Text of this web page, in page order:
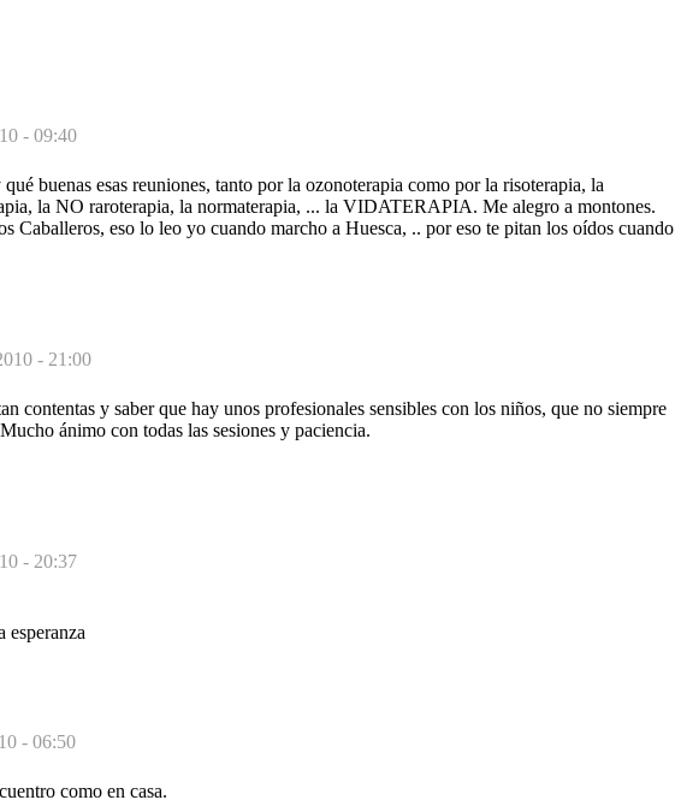
- 09:40
buenas esas reuniones, tanto por la ozonoterapia como por la risoterapia, la
la NO raroterapia, la normaterapia, ... la VIDATERAPIA. Me alegro a montones.
Caballeros, eso lo leo yo cuando marcho a Huesca, .. por eso te pitan los oídos cuando
- 21:00
contentas y saber que hay unos profesionales sensibles con los niños, que no siempre
ánimo con todas las sesiones y paciencia.
- 20:37
esperanza
- 06:50
como en casa.